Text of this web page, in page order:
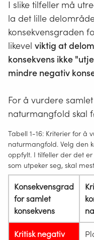
I slike tilfeller må
la det lille
konsekvensgraden
likevel viktig at
konsekvens ikke
mindre negativ
For å vurdere
naturmangfold skal
Tabell 1-16: Kriterier for å
naturmangfold. Velg den
oppfylt. I tilfeller der det
som utpeker seg, skal
Konsekvensgrad
for samlet
konsekvens
Kritisk negativ